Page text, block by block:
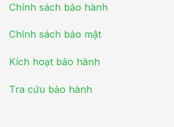
Chính sách bảo hành
Chính sách bảo mật
Kích hoạt bảo hành
Tra cứu bảo hành